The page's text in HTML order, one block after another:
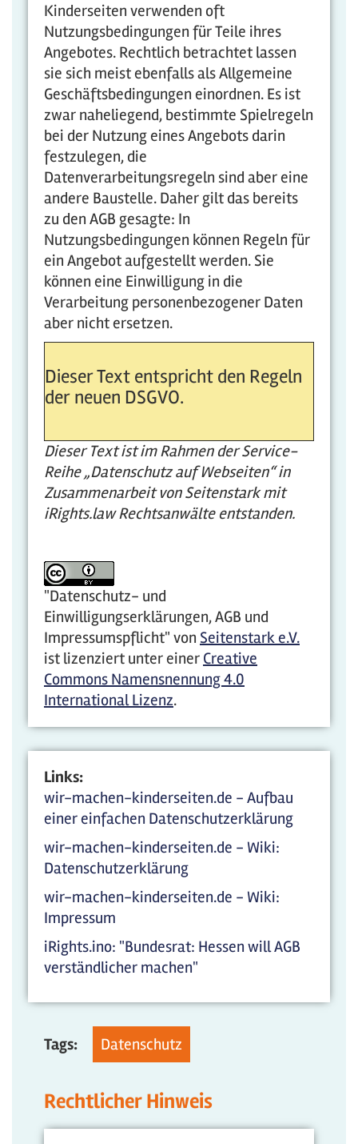
Kinderseiten verwenden oft
Nutzungsbedingungen für Teile ihres
Angebotes. Rechtlich betrachtet lassen
sie sich meist ebenfalls als Allgemeine
Geschäftsbedingungen einordnen. Es ist
zwar naheliegend, bestimmte Spielregeln
bei der Nutzung eines Angebots darin
festzulegen, die
Datenverarbeitungsregeln sind aber eine
andere Baustelle. Daher gilt das bereits
zu den AGB gesagte: In
Nutzungsbedingungen können Regeln für
ein Angebot aufgestellt werden. Sie
können eine Einwilligung in die
Verarbeitung personenbezogener Daten
aber nicht ersetzen.
Dieser Text entspricht den Regeln
der neuen DSGVO.
Dieser Text ist im Rahmen der Service-
Reihe „Datenschutz auf Webseiten“ in
Zusammenarbeit von Seitenstark mit
iRights.law Rechtsanwälte entstanden.
"Datenschutz- und
Einwilligungserklärungen, AGB und
Impressumspflicht" von Seitenstark e.V.
ist lizenziert unter einer Creative
Commons Namensnennung 4.0
International Lizenz.
Links:
wir-machen-kinderseiten.de - Aufbau
einer einfachen Datenschutzerklärung
wir-machen-kinderseiten.de - Wiki:
Datenschutzerklärung
wir-machen-kinderseiten.de - Wiki:
Impressum
iRights.ino: "Bundesrat: Hessen will AGB
verständlicher machen"
Tags: Datenschutz
Rechtlicher Hinweis